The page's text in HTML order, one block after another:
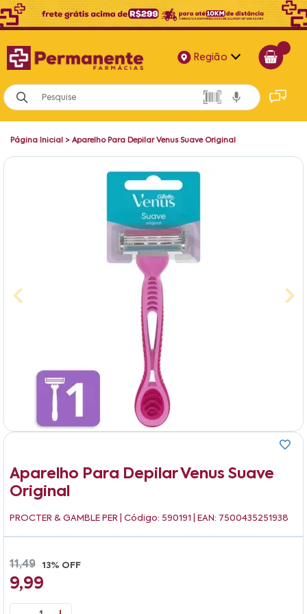
Região
Alagoas
Bahia
Pernambuco
Página Inicial > Aparelho Para Depilar Venus Suave Original
Aparelho Para Depilar Venus Suave
Original
PROCTER & GAMBLE PER | Código: 590191 | EAN: 7500435251938
11,49 13% OFF
9,99